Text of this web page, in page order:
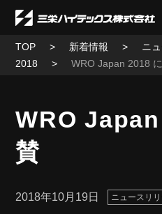
TOP 新着情報
ニ
2018
WRO Japan 2018
WRO
賛
2018年10月19日 ニュースリ